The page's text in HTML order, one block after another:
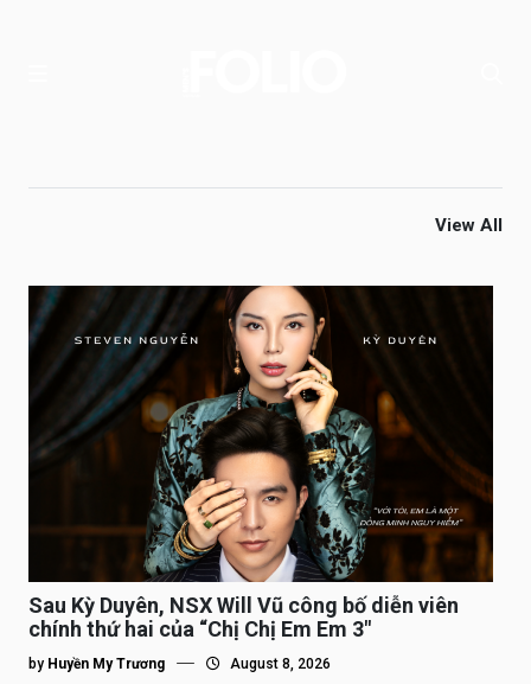
View All
Sau Kỳ Duyên, NSX Will Vũ công bố diễn viên
chính thứ hai của “Chị Chị Em Em 3″
by Huyền My Trương August 8, 2026